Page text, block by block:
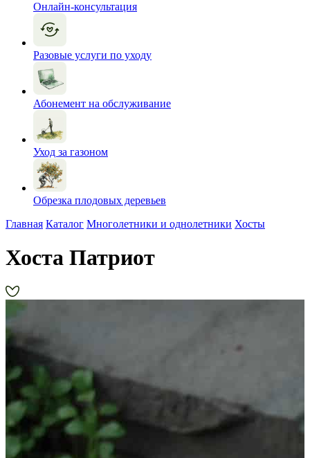
Онлайн-консультация
Разовые услуги по уходу
Абонемент на обслуживание
Уход за газоном
Обрезка плодовых деревьев
Главная Каталог Многолетники и однолетники Хосты
Хоста Патриот